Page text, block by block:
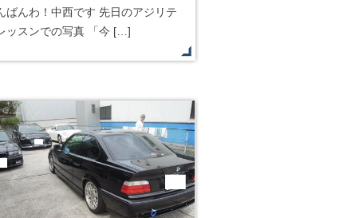
ばんわ！中西です 先日のアジリテ
ッスンでの写真 「今 […]